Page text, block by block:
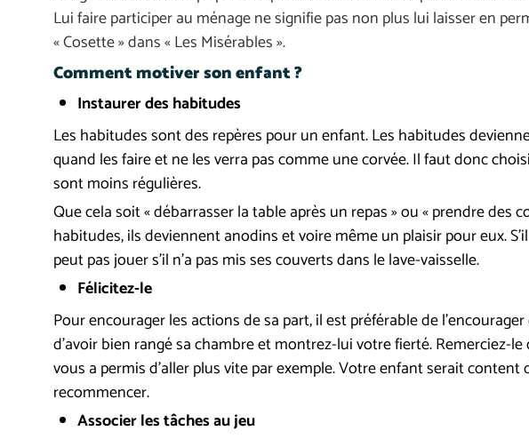
Lui faire participer au ménage ne signifie pas non plus lui laisser en
« Cosette » dans « Les Misérables ».
Comment motiver son enfant ?
Instaurer des habitudes
Les habitudes sont des repères pour un enfant. Les habitudes
quand les faire et ne les verra pas comme une corvée. Il faut donc
sont moins régulières.
Que cela soit « débarrasser la table après un repas » ou « prendre
habitudes, ils deviennent anodins et voire même un plaisir pour eux.
peut pas jouer s’il n’a pas mis ses couverts dans le lave-vaisselle.
Félicitez-le
Pour encourager les actions de sa part, il est préférable de
d’avoir bien rangé sa chambre et montrez-lui votre fierté. Remerciez-
vous a permis d’aller plus vite par exemple. Votre enfant serait
recommencer.
Associer les tâches au jeu